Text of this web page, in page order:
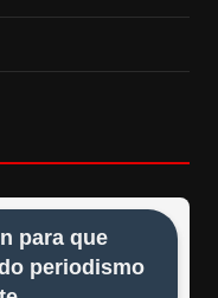
para que
periodismo